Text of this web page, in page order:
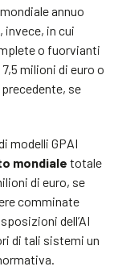
annuo
invece, in cui
o fuorvianti
milioni di euro o
precedente, se
modelli GPAI
mondiale totale
di euro, se
comminate
dell’AI
di tali sistemi un